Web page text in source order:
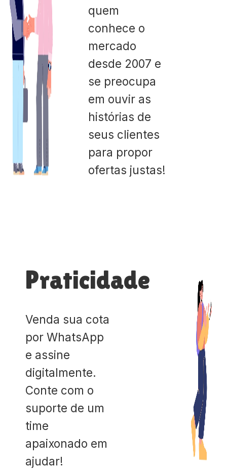
quem
conhece o
mercado
desde 2007 e
se preocupa
em ouvir as
histórias de
seus clientes
para propor
ofertas justas!
Praticidade
Venda sua cota
por WhatsApp
e assine
digitalmente.
Conte com o
suporte de um
time
apaixonado em
ajudar!